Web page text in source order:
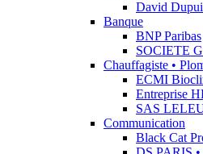
David
Banque
BNP Paribas
SOCIETE
Chauffagiste •
ECMI
Entreprise
SAS
Communication
Black Cat